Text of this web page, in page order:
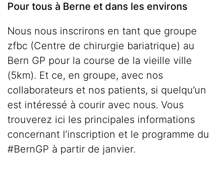
Pour tous à Berne et dans les environs
Nous nous inscrirons en tant que groupe
zfbc (Centre de chirurgie bariatrique) au
Bern GP pour la course de la vieille ville
(5km). Et ce, en groupe, avec nos
collaborateurs et nos patients, si quelqu’un
est intéressé à courir avec nous. Vous
trouverez ici les principales informations
concernant l’inscription et le programme du
#BernGP à partir de janvier.